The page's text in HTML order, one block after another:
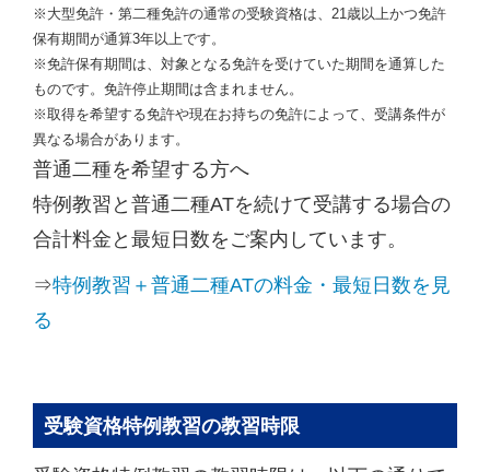
※大型免許・第二種免許の通常の受験資格は、21歳以上かつ免許
保有期間が通算3年以上です。
※免許保有期間は、対象となる免許を受けていた期間を通算した
ものです。免許停止期間は含まれません。
※取得を希望する免許や現在お持ちの免許によって、受講条件が
異なる場合があります。
普通二種を希望する方へ
特例教習と普通二種ATを続けて受講する場合の
合計料金と最短日数をご案内しています。
⇒特例教習＋普通二種ATの料金・最短日数を見
る
受験資格特例教習の教習時限